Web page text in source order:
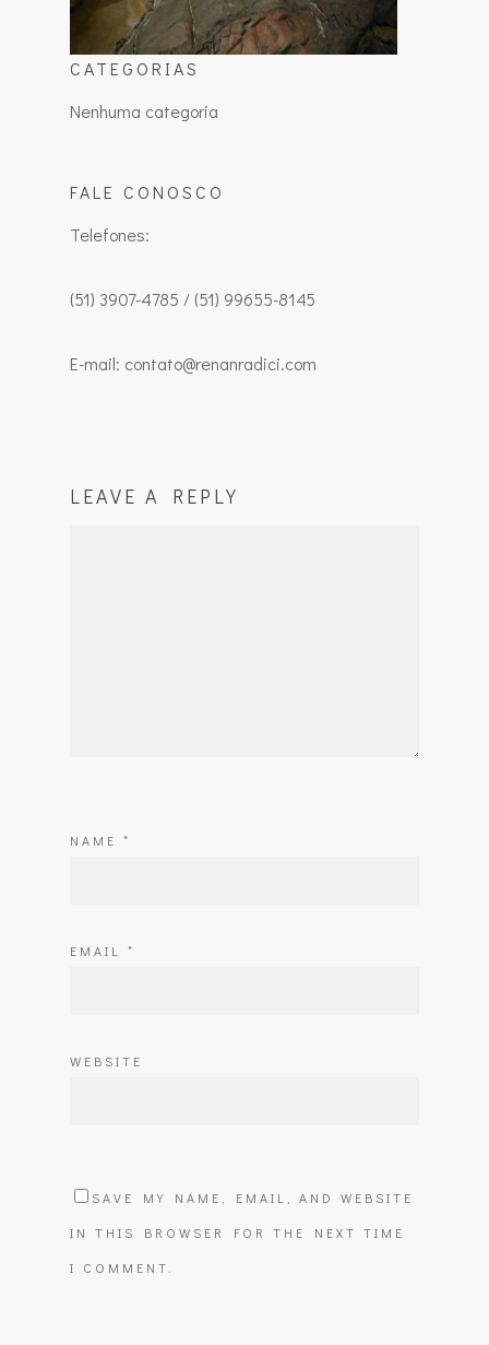
CATEGORIAS
Nenhuma categoria
FALE CONOSCO
Telefones:
(51) 3907-4785 / (51) 99655-8145
E-mail: contato@renanradici.com
LEAVE A REPLY
NAME *
EMAIL *
WEBSITE
SAVE MY NAME, EMAIL, AND WEBSITE
IN THIS BROWSER FOR THE NEXT TIME
I COMMENT.